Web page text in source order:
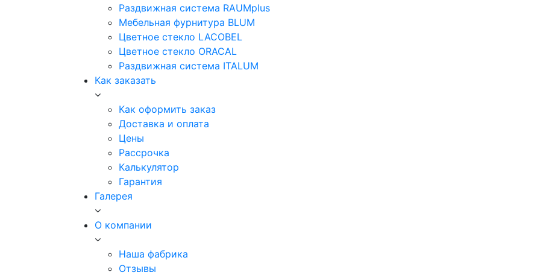
Раздвижная система RAUMplus
Мебельная фурнитура BLUM
Цветное стекло LACOBEL
Цветное стекло ORACAL
Раздвижная система ITALUM
Как заказать
Как оформить заказ
Доставка и оплата
Цены
Рассрочка
Калькулятор
Гарантия
Галерея
О компании
Наша фабрика
Отзывы